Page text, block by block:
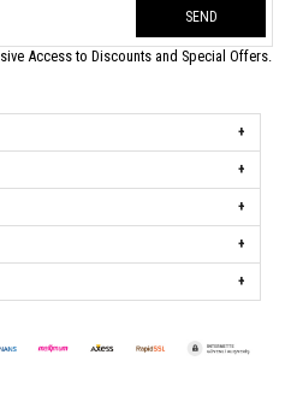
SEND
Access to Discounts and Special Offers.